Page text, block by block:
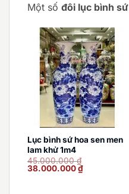
Một số đôi lục bình sứ
Lục bình sứ hoa sen men
lam khử 1m4
45.000.000₫
Giá
38.000.000₫Giá
hiện